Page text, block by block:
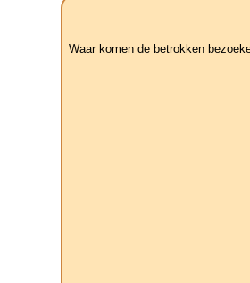
Waar komen de betrokken